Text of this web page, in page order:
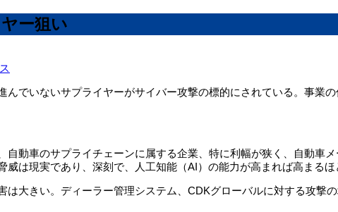
ー狙い
んでいないサプライヤーがサイバー攻撃の標的にされている。事業
自動車のサプライチェーンに属する企業、特に利幅が狭く、自動車
威は現実であり、深刻で、人工知能（AI）の能力が高まれば高まる
は大きい。ディーラー管理システム、CDKグローバルに対する攻撃